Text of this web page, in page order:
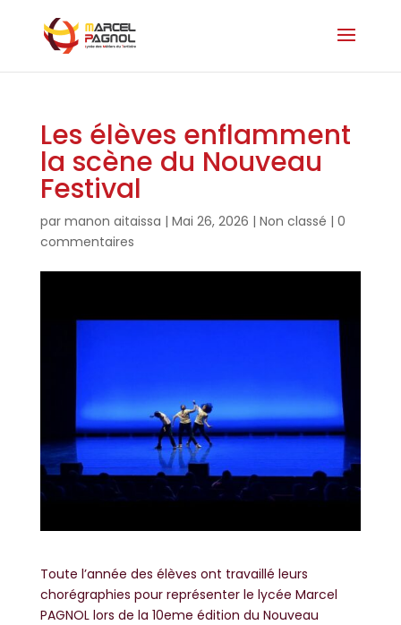
Les élèves enflamment
la scène du Nouveau
Festival
par manon aitaissa | Mai 26, 2026 | Non classé | 0
commentaires
Toute l’année des élèves ont travaillé leurs
chorégraphies pour représenter le lycée Marcel
PAGNOL lors de la 10eme édition du Nouveau